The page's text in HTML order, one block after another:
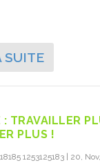
SUITE
: TRAVAILLER
PLUS !
1253125183 20,